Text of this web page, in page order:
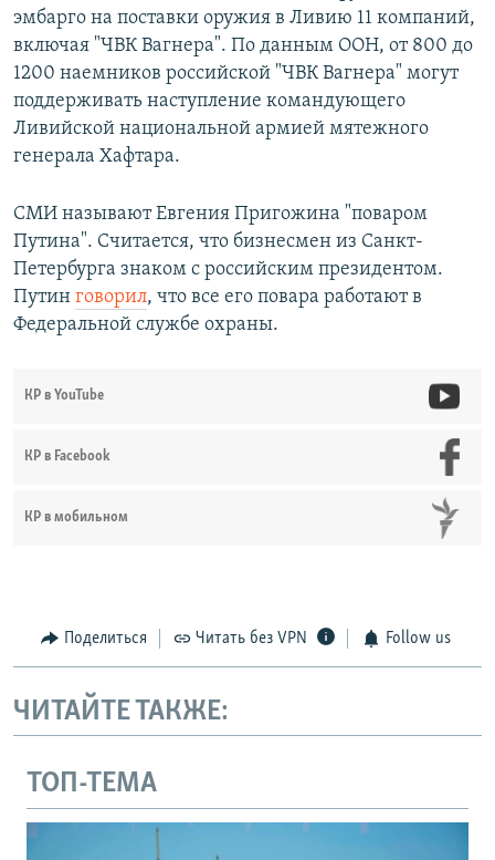
эмбарго на поставки оружия в Ливию 11 компаний,
включая "ЧВК Вагнера". По данным ООН, от 800 до
1200 наемников российской "ЧВК Вагнера" могут
поддерживать наступление командующего
Ливийской национальной армией мятежного
генерала Хафтара.
СМИ называют Евгения Пригожина "поваром
Путина". Считается, что бизнесмен из Санкт-
Петербурга знаком с российским президентом.
Путин говорил, что все его повара работают в
Федеральной службе охраны.
КР в YouTube
КР в Facebook
КР в мобильном
Поделиться Читать без VPN Follow us
ЧИТАЙТЕ ТАКЖЕ:
ТОП-ТЕМА